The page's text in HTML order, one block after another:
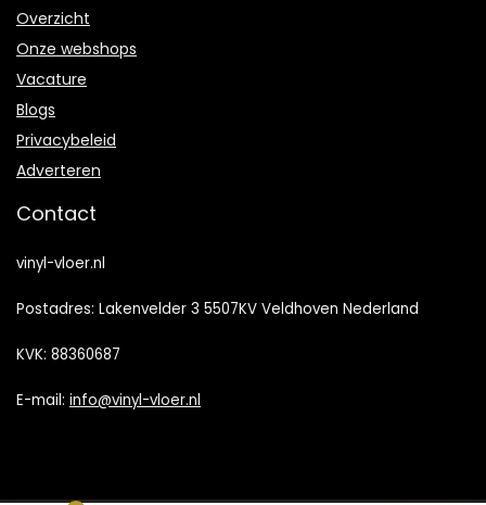
Overzicht
Onze webshops
Vacature
Blogs
Privacybeleid
Adverteren
Contact
vinyl-vloer.nl
Postadres: Lakenvelder 3 5507KV Veldhoven Nederland
KVK: 88360687
E-mail: info@vinyl-vloer.nl